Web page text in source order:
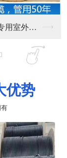
佛山电信专用室外自承...
优势